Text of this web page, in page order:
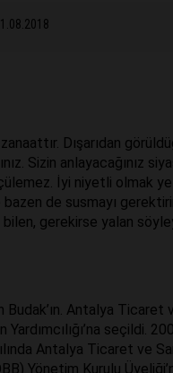
Dışarıdan
Sizin anlayacağınız
İyi niyetli olmak
de susmayı
gerekirse yalan
Antalya Ticaret
seçildi.
Antalya Ticaret ve
Yönetim Kurulu